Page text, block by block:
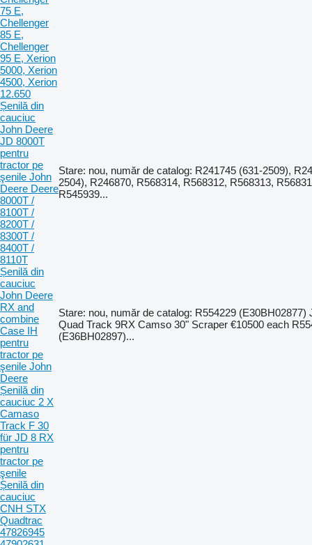
75 E,
Chellenger
85 E,
Chellenger
95 E, Xerion
5000, Xerion
4500, Xerion
12.650
Șenilă din
cauciuc
John Deere
JD 8000T
pentru
tractor pe
şenile John
Deere Deere
8000T /
8100T /
8200T /
8300T /
8400T /
8110T
Stare: nou, număr de catalog: R241745 (631-2509),
2504), R246870, R568314, R568312, R568313,
R545939...
Șenilă din
cauciuc
John Deere
RX and
combine
Case IH
pentru
tractor pe
şenile John
Deere
Stare: nou, număr de catalog: R554229 (E30BH02877)
Quad Track 9RX Camso 30" Scraper €10500 each
(E36BH02897)...
Șenilă din
cauciuc 2 X
Camaso
Track F 30
für JD 8 RX
pentru
tractor pe
şenile
Șenilă din
cauciuc
CNH STX
Quadtrac
47826945